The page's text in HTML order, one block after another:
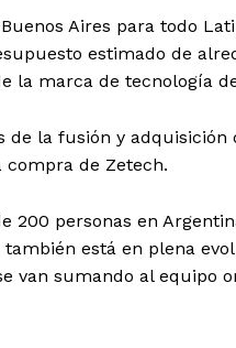
Aires para todo
estimado de
la marca de tecnología
de la fusión y
compra de Zetech.
200 personas en
está en plena
van sumando al equipo